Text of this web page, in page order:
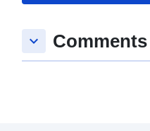
keyboard_arrow_down Comments